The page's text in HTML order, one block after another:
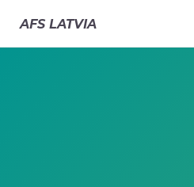
AFS LATVIA